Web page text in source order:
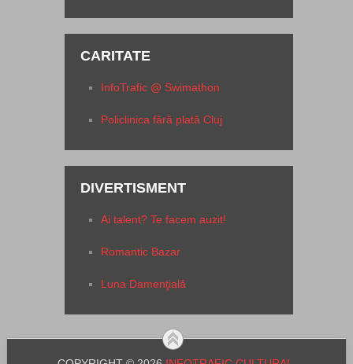
CARITATE
InfoTrafic @ Swimathon
Policlinica fără plată Cluj
DIVERTISMENT
Ai talent? Te facem auzit!
Romantic Bazar
Luna Damenţială